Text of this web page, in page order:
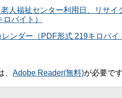
人福祉センター利用日、リサイ
ロバイト）
ンダー（PDF形式 219キロバイ
Adobe Reader(無料)が必要です